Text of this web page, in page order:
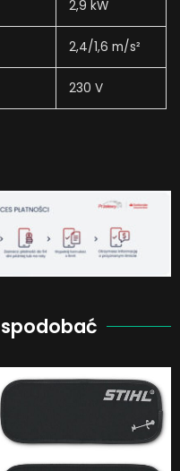
2,9 kW
2,4/1,6 m/s²
230 V
spodobać